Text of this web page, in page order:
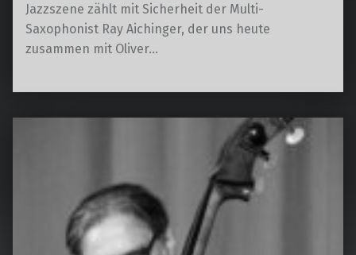
Jazzszene zählt mit Sicherheit der Multi-
Saxophonist Ray Aichinger, der uns heute
zusammen mit Oliver…